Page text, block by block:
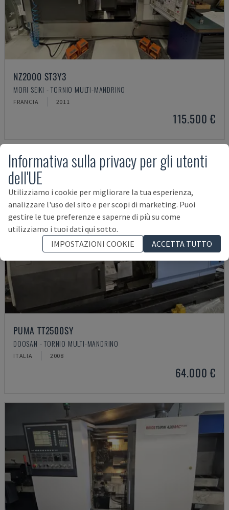
NZ2000 ST3Y3
MORI SEIKI - TORNIO MULTI-MANDRINO
FRANCIA 2011
115.500 €
PUMA TT2500SY
DOOSAN - TORNIO MULTI-MANDRINO
ITALIA 2008
64.000 €
Informativa sulla privacy per gli utenti
dell'UE
Utilizziamo i cookie per migliorare la tua esperienza,
analizzare l'uso del sito e per scopi di marketing. Puoi
gestire le tue preferenze e saperne di più su come
utilizziamo i tuoi dati qui sotto.
IMPOSTAZIONI COOKIE
ACCETTA TUTTO